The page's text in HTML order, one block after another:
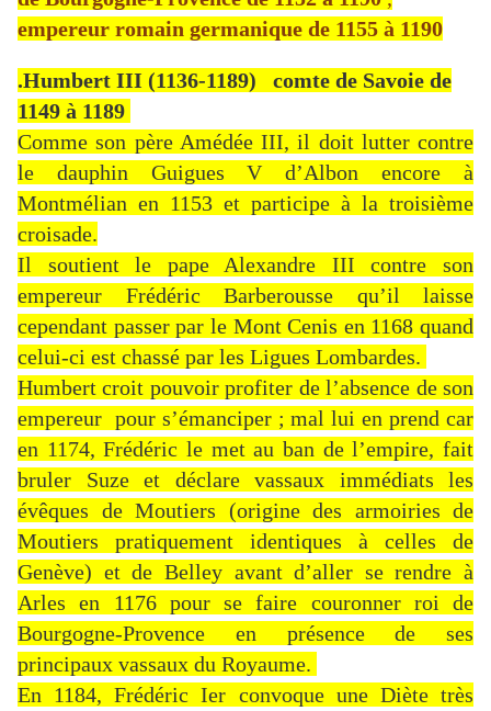
empereur romain germanique de 1155 à 1190
.Humbert III (1136-1189) comte de Savoie de
1149 à 1189
Comme son père Amédée III, il doit lutter contre
le dauphin Guigues V d’Albon encore à
Montmélian en 1153 et participe à la troisième
croisade.
Il soutient le pape Alexandre III contre son
empereur Frédéric Barberousse qu’il laisse
cependant passer par le Mont Cenis en 1168 quand
celui-ci est chassé par les Ligues Lombardes.
Humbert croit pouvoir profiter de l’absence de son
empereur pour s’émanciper ; mal lui en prend car
en 1174, Frédéric le met au ban de l’empire, fait
bruler Suze et déclare vassaux immédiats les
évêques de Moutiers (origine des armoiries de
Moutiers pratiquement identiques à celles de
Genève) et de Belley avant d’aller se rendre à
Arles en 1176 pour se faire couronner roi de
Bourgogne-Provence en présence de ses
principaux vassaux du Royaume.
En 1184, Frédéric Ier convoque une Diète très